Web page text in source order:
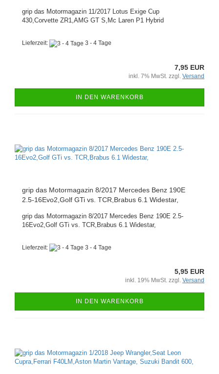
grip das Motormagazin 11/2017 Lotus Exige Cup
430,Corvette ZR1,AMG GT S,Mc Laren P1 Hybrid
Lieferzeit: 3 - 4 Tage
7,95 EUR
inkl. 7% MwSt. zzgl. Versand
IN DEN WARENKORB
grip das Motormagazin 8/2017 Mercedes Benz 190E
2.5-16Evo2,Golf GTi vs. TCR,Brabus 6.1 Widestar,
grip das Motormagazin 8/2017 Mercedes Benz 190E 2.5-
16Evo2,Golf GTi vs. TCR,Brabus 6.1 Widestar,
Lieferzeit: 3 - 4 Tage
5,95 EUR
inkl. 19% MwSt. zzgl. Versand
IN DEN WARENKORB